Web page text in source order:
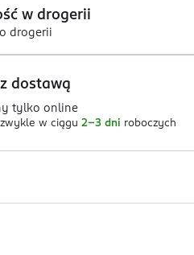
w drogerii
drogerii
dostawą
tylko online
zwykle w ciągu 2-3 dni roboczych